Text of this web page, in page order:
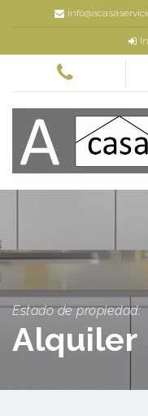
Estado de propiedad:
Alquiler